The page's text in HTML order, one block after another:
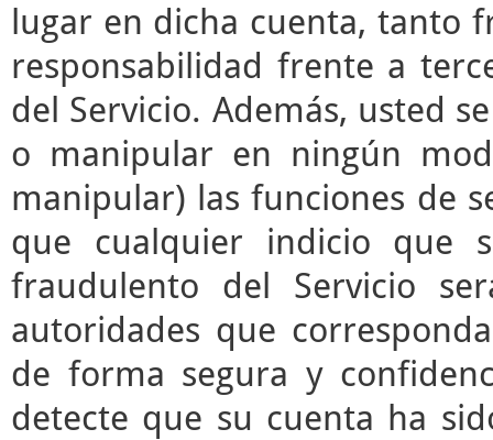
lugar en dicha cuenta, tanto
responsabilidad frente a
del Servicio. Además, usted
o manipular en ningún
manipular) las funciones de
que cualquier indicio que
fraudulento del Servicio
autoridades que
de forma segura y
detecte que su cuenta ha